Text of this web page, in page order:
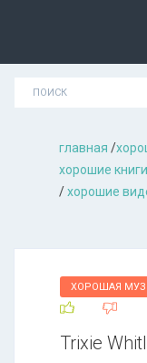
главная /
хорошие книги
/хорошие
ХОРОШАЯ
Trixie